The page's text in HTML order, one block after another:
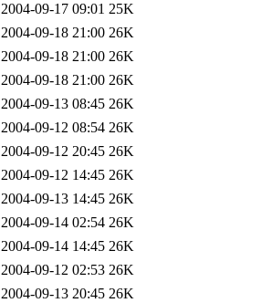
2004-09-17 09:01 25K
2004-09-18 21:00 26K
2004-09-18 21:00 26K
2004-09-18 21:00 26K
2004-09-13 08:45 26K
2004-09-12 08:54 26K
2004-09-12 20:45 26K
2004-09-12 14:45 26K
2004-09-13 14:45 26K
2004-09-14 02:54 26K
2004-09-14 14:45 26K
2004-09-12 02:53 26K
2004-09-13 20:45 26K